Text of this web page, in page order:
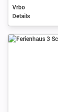
Vrbo
Details